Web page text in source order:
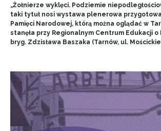
„Żołnierze wyklęci. Podziemie
taki tytuł nosi wystawa plenerowa
Pamięci Narodowej, którą można oglądać w
stanęła przy Regionalnym Centrum Edukacji o
bryg. Zdzisława Baszaka (Tarnów, ul.